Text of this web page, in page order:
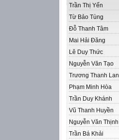
Trần Thị Yến
Từ Bảo Tùng
Đỗ Thanh Tâm
Mai Hải Đăng
Lê Duy Thức
Nguyễn Văn Tạo
Trương Thanh Lan
Phạm Minh Hòa
Trần Duy Khánh
Vũ Thanh Huyền
Nguyễn Văn Thịnh
Trần Bá Khải